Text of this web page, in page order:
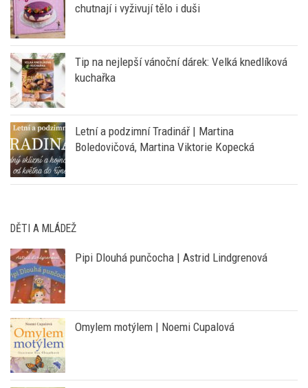
chutnají i vyživují tělo i duši
Tip na nejlepší vánoční dárek: Velká knedlíková
kuchařka
Letní a podzimní Tradinář | Martina
Boledovičová, Martina Viktorie Kopecká
DĚTI A MLÁDEŽ
Pipi Dlouhá punčocha | Astrid Lindgrenová
Omylem motýlem | Noemi Cupalová